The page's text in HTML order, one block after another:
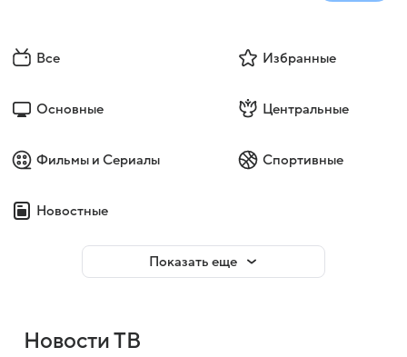
Все Избранные
Основные Центральные
Фильмы и Сериалы Спортивные
Новостные
Показать еще
Новости ТВ